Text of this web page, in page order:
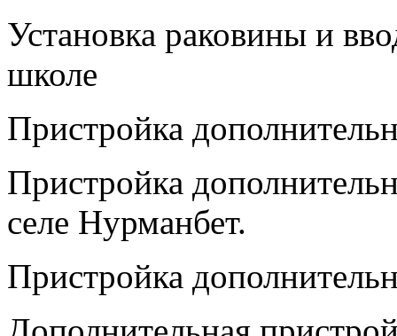
Установка раковины и
школе
Пристройка
Пристройка
селе Нурманбет.
Пристройка